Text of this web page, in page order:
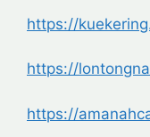
https://
https://
https://